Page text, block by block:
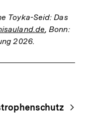
Toyka-Seid: Das
, Bonn:
2026.